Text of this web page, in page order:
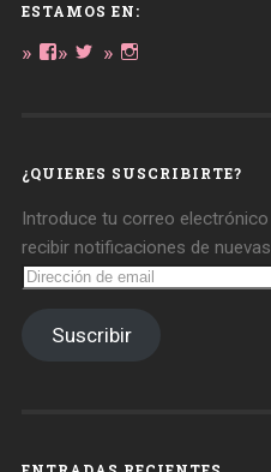
ESTAMOS EN:
Ver Ver
Ver
¿QUIERES SUSCRIBIRTE?
Introduce tu correo
recibir notificaciones de
Dirección
de
Suscribir